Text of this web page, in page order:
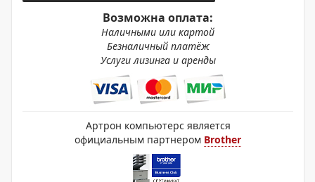
Возможна оплата:
Наличными или картой
Безналичный платёж
Услуги лизинга и аренды
Артрон компьютерс является
официальным партнером Brother